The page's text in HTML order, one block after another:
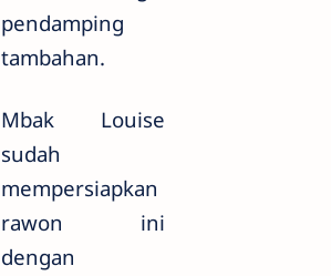
pendamping
tambahan.
Mbak Louise
sudah
mempersiapkan
rawon ini
dengan